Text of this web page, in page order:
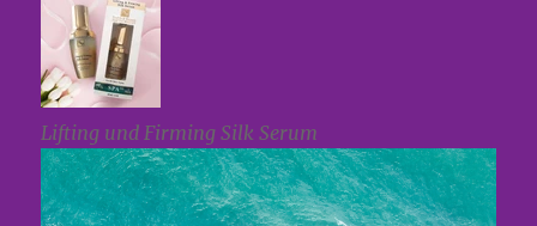
Lifting und Firming Silk Serum